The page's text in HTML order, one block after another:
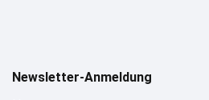
Newsletter-Anmeldung